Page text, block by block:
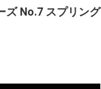
ズ No.7 スプリング